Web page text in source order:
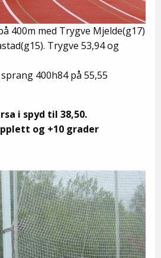
400m med Trygve Mjelde(g17)
Trygve 53,94 og
400h84 på 55,55
i spyd til 38,50.
og +10 grader